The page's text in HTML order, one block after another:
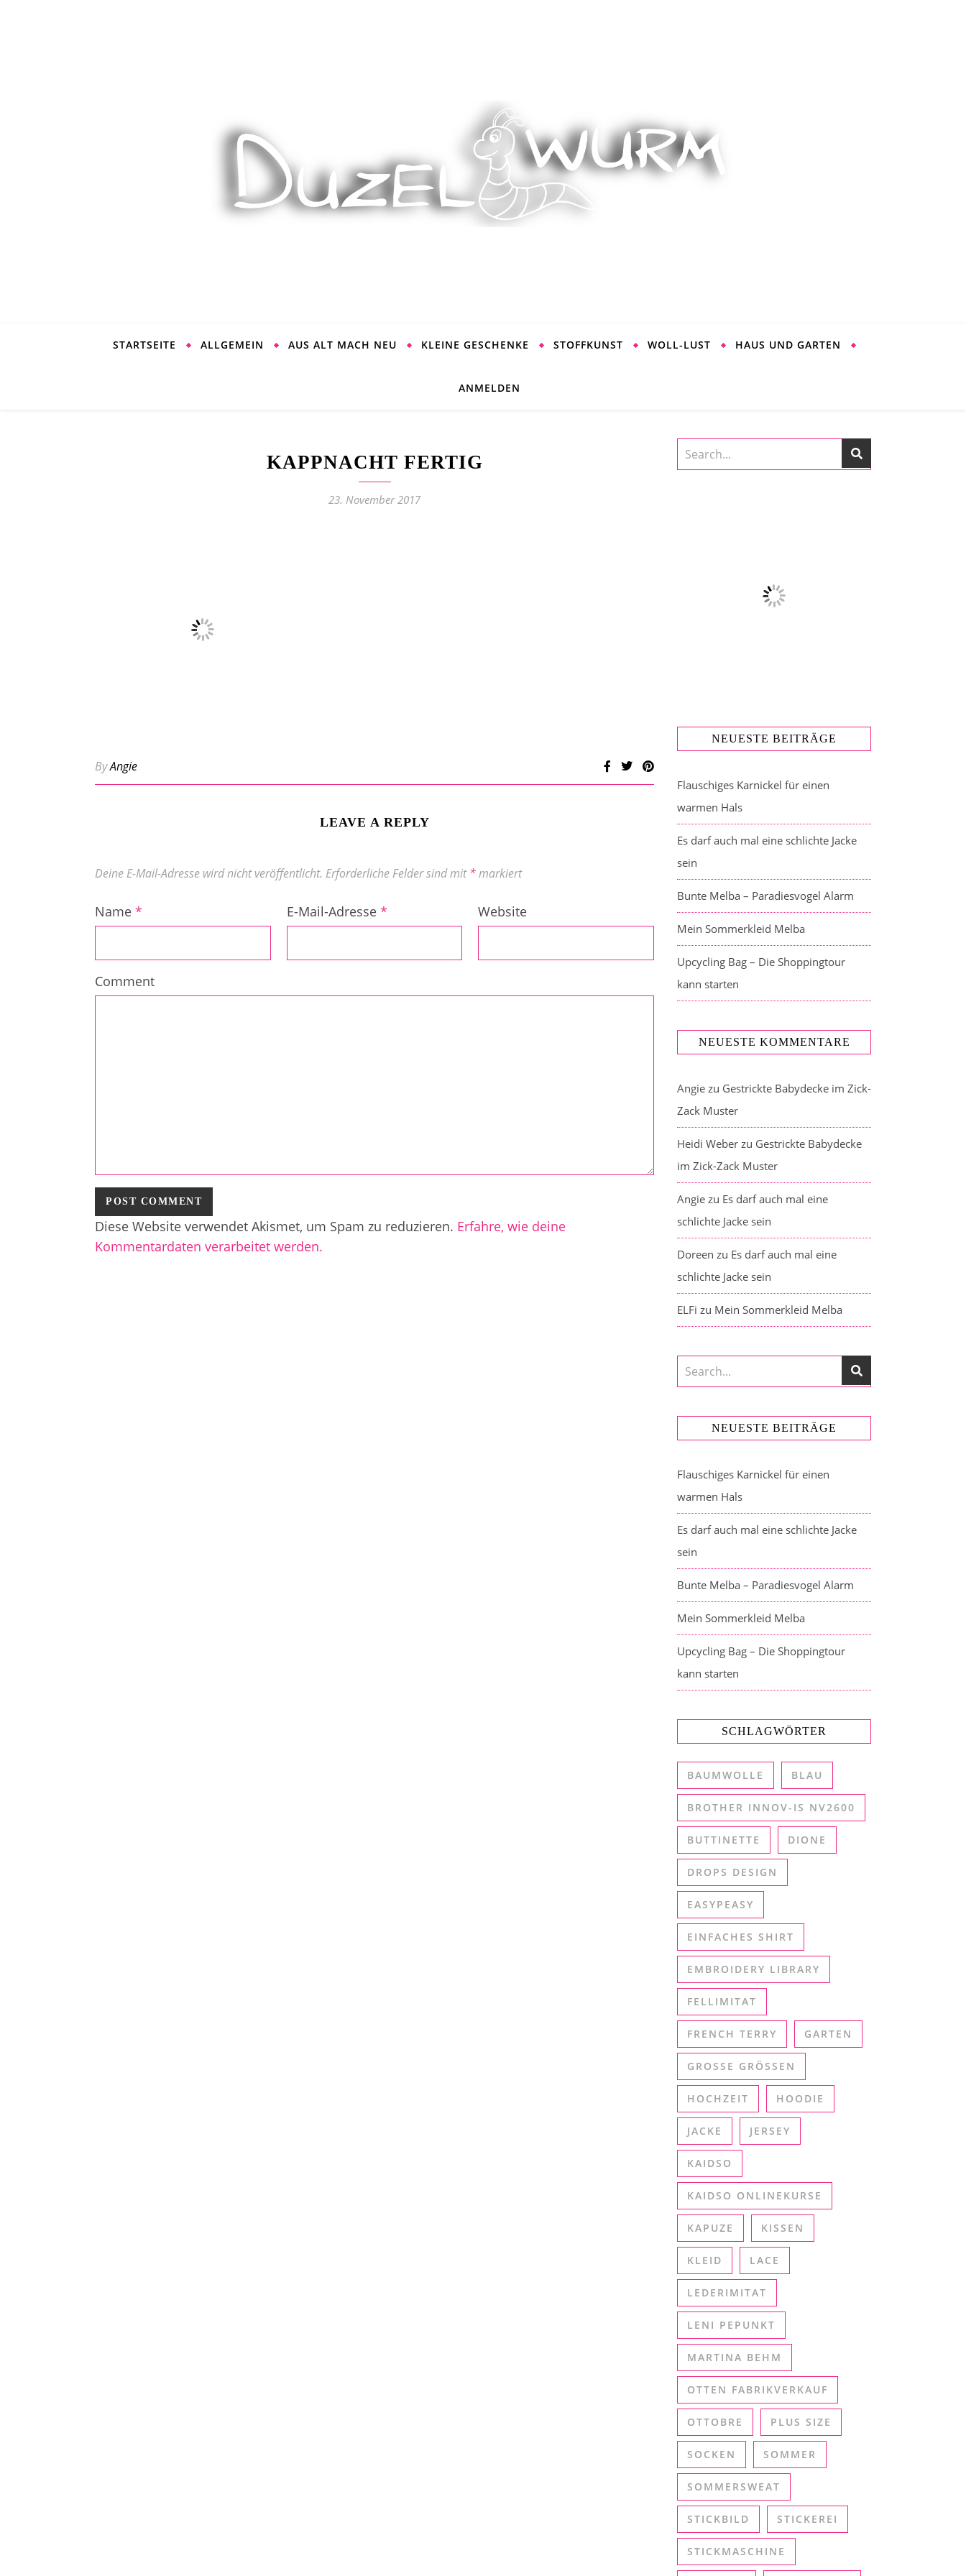
STARTSEITE ALLGEMEIN AUS ALT MACH NEU KLEINE GESCHENKE STOFFKUNST WOLL-LUST HAUS UND GARTEN
ANMELDEN
KAPPNACHT FERTIG
23. November 2017
ByAngie
LEAVE A REPLY
Deine E-Mail-Adresse wird nicht veröffentlicht. Erforderliche Felder sind mit*markiert
Name * E-Mail-Adresse * Website
Comment
Diese Website verwendet Akismet, um Spam zu reduzieren. Erfahre, wie deine
Kommentardaten verarbeitet werden.
NEUESTE BEITRÄGE
Flauschiges Karnickel für einen
warmen Hals
Es darf auch mal eine schlichte Jacke
sein
Bunte Melba – Paradiesvogel Alarm
Mein Sommerkleid Melba
Upcycling Bag – Die Shoppingtour
kann starten
NEUESTE KOMMENTARE
Angie zu Gestrickte Babydecke im Zick-
Zack Muster
Heidi Weber zu Gestrickte Babydecke
im Zick-Zack Muster
Angie zu Es darf auch mal eine
schlichte Jacke sein
Doreen zu Es darf auch mal eine
schlichte Jacke sein
ELFi zu Mein Sommerkleid Melba
NEUESTE BEITRÄGE
Flauschiges Karnickel für einen
warmen Hals
Es darf auch mal eine schlichte Jacke
sein
Bunte Melba – Paradiesvogel Alarm
Mein Sommerkleid Melba
Upcycling Bag – Die Shoppingtour
kann starten
SCHLAGWÖRTER
BAUMWOLLE BLAU
BROTHER INNOV-IS NV2600
BUTTINETTE DIONE
DROPS DESIGN
EASYPEASY
EINFACHES SHIRT
EMBROIDERY LIBRARY
FELLIMITAT
FRENCH TERRY GARTEN
GROSSE GRÖSSEN
HOCHZEIT HOODIE
JACKE JERSEY
KAIDSO
KAIDSO ONLINEKURSE
KAPUZE KISSEN
KLEID LACE
LEDERIMITAT
LENI PEPUNKT
MARTINA BEHM
OTTEN FABRIKVERKAUF
OTTOBRE PLUS SIZE
SOCKEN SOMMER
SOMMERSWEAT
STICKBILD STICKEREI
STICKMASCHINE